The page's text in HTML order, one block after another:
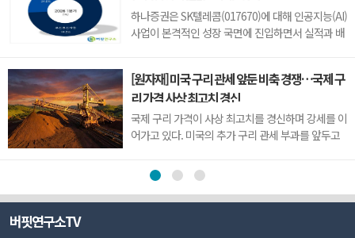
100원이다.주영훈 NH투자증권 연...
하나증권은 SK텔레콤(017670)에 대해 인공지능(AI)
사업이 본격적인 성장 국면에 진입하면서 실적과 배
의 전일종가는 9만3000원이다.김홍식 하나증권 연
구원은 "SK텔레콤의 올해 2분기 연결 기준 영업이
익은 5660억원으로 시장 기대치를 웃돌...
[원자재] 미국 구리 관세 앞둔 비축 경쟁…국제 구
리 가격 사상 최고치 경신
국제 구리 가격이 사상 최고치를 경신하며 강세를 이
어가고 있다. 미국의 추가 구리 관세 부과를 앞두고
에서는 공급 부족과 생산 차질까지 겹치면서 가격이
빠르게 상승한 것으로 풀이된다.지난 8월 5일 뉴욕
상업거래소(COMEX)의 9월물 구리 가격은 장중 톤
버핏연구소TV